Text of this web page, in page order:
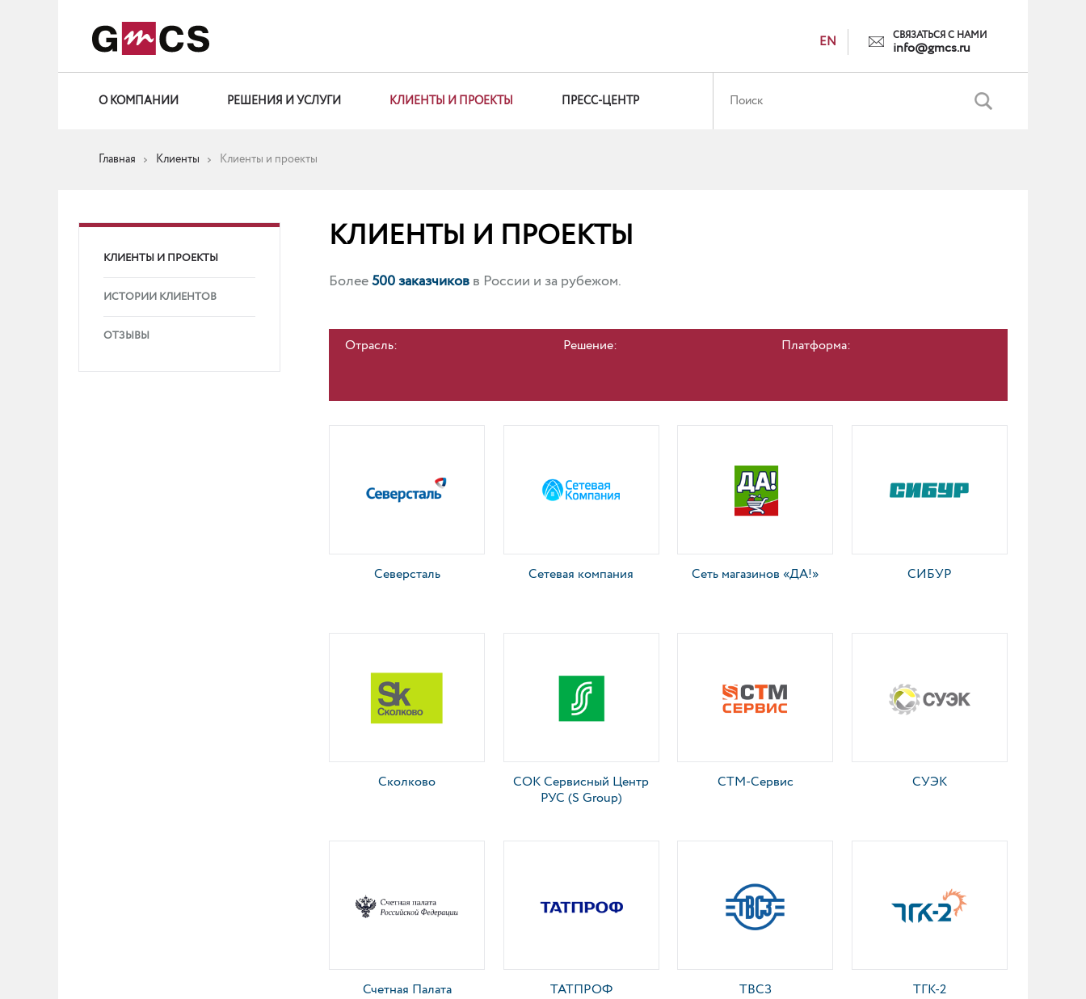
EN СВЯЗАТЬСЯ С НАМИ
info@gmcs.ru
О КОМПАНИИ РЕШЕНИЯ И УСЛУГИ КЛИЕНТЫ И ПРОЕКТЫ ПРЕСС-ЦЕНТР
Главная Клиенты Клиенты и проекты
КЛИЕНТЫ И ПРОЕКТЫ
ИСТОРИИ КЛИЕНТОВ
ОТЗЫВЫ
КЛИЕНТЫ И ПРОЕКТЫ
Более500 заказчиковв России и за рубежом.
Отрасль: Решение: Платформа:
Северсталь Сетевая компания Сеть магазинов «ДА!» СИБУР
Сколково
СОК Сервисный Центр
РУС (S Group)
СТМ-Сервис СУЭК
Счетная Палата ТАТПРОФ ТВСЗ ТГК-2